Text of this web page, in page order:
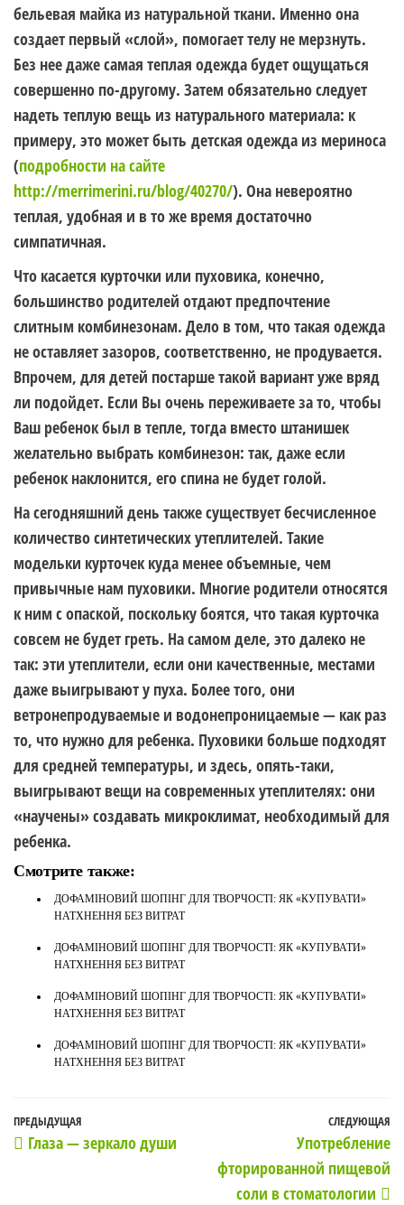
бельевая майка из натуральной ткани. Именно она
создает первый «слой», помогает телу не мерзнуть.
Без нее даже самая теплая одежда будет ощущаться
совершенно по-другому. Затем обязательно следует
надеть теплую вещь из натурального материала: к
примеру, это может быть детская одежда из мериноса
(подробности на сайте
http://merrimerini.ru/blog/40270/). Она невероятно
теплая, удобная и в то же время достаточно
симпатичная.
Что касается курточки или пуховика, конечно,
большинство родителей отдают предпочтение
слитным комбинезонам. Дело в том, что такая одежда
не оставляет зазоров, соответственно, не продувается.
Впрочем, для детей постарше такой вариант уже вряд
ли подойдет. Если Вы очень переживаете за то, чтобы
Ваш ребенок был в тепле, тогда вместо штанишек
желательно выбрать комбинезон: так, даже если
ребенок наклонится, его спина не будет голой.
На сегодняшний день также существует бесчисленное
количество синтетических утеплителей. Такие
модельки курточек куда менее объемные, чем
привычные нам пуховики. Многие родители относятся
к ним с опаской, поскольку боятся, что такая курточка
совсем не будет греть. На самом деле, это далеко не
так: эти утеплители, если они качественные, местами
даже выигрывают у пуха. Более того, они
ветронепродуваемые и водонепроницаемые — как раз
то, что нужно для ребенка. Пуховики больше подходят
для средней температуры, и здесь, опять-таки,
выигрывают вещи на современных утеплителях: они
«научены» создавать микроклимат, необходимый для
ребенка.
Смотрите также:
ДОФАМІНОВИЙ ШОПІНГ ДЛЯ ТВОРЧОСТІ: ЯК «КУПУВАТИ»
НАТХНЕННЯ БЕЗ ВИТРАТ
ДОФАМІНОВИЙ ШОПІНГ ДЛЯ ТВОРЧОСТІ: ЯК «КУПУВАТИ»
НАТХНЕННЯ БЕЗ ВИТРАТ
ДОФАМІНОВИЙ ШОПІНГ ДЛЯ ТВОРЧОСТІ: ЯК «КУПУВАТИ»
НАТХНЕННЯ БЕЗ ВИТРАТ
ДОФАМІНОВИЙ ШОПІНГ ДЛЯ ТВОРЧОСТІ: ЯК «КУПУВАТИ»
НАТХНЕННЯ БЕЗ ВИТРАТ
Навигация
по
Предыдущая
запись
ПРЕДЫДУЩАЯ
Глаза — зеркало души
СЛЕДУЮЩАЯ
Употребление
фторированной пищевой
соли в стоматологии